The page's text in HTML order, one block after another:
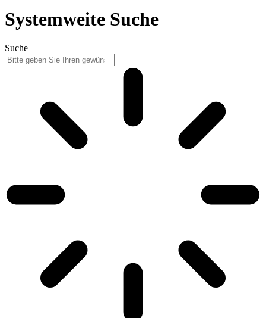
Systemweite Suche
Suche